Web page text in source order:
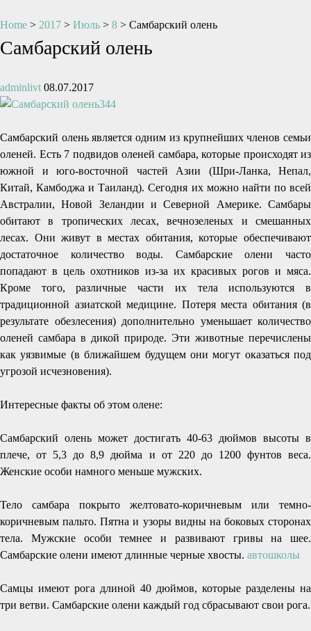
Home > 2017 > Июль > 8 > Самбарский олень
Самбарский олень
adminlivt 08.07.2017
Самбарский олень является одним из крупнейших членов семьи
оленей. Есть 7 подвидов оленей самбара, которые происходят из
южной и юго-восточной частей Азии (Шри-Ланка, Непал,
Китай, Камбоджа и Таиланд). Сегодня их можно найти по всей
Австралии, Новой Зеландии и Северной Америке. Самбары
обитают в тропических лесах, вечнозеленых и смешанных
лесах. Они живут в местах обитания, которые обеспечивают
достаточное количество воды. Самбарские олени часто
попадают в цель охотников из-за их красивых рогов и мяса.
Кроме того, различные части их тела используются в
традиционной азиатской медицине. Потеря места обитания (в
результате обезлесения) дополнительно уменьшает количество
оленей самбара в дикой природе. Эти животные перечислены
как уязвимые (в ближайшем будущем они могут оказаться под
угрозой исчезновения).
Интересные факты об этом олене:
Самбарский олень может достигать 40-63 дюймов высоты в
плече, от 5,3 до 8,9 дюйма и от 220 до 1200 фунтов веса.
Женские особи намного меньше мужских.
Тело самбара покрыто желтовато-коричневым или темно-
коричневым пальто. Пятна и узоры видны на боковых сторонах
тела. Мужские особи темнее и развивают гривы на шее.
Самбарские олени имеют длинные черные хвосты. автошколы
Самцы имеют рога длиной 40 дюймов, которые разделены на
три ветви. Самбарские олени каждый год сбрасывают свои рога.